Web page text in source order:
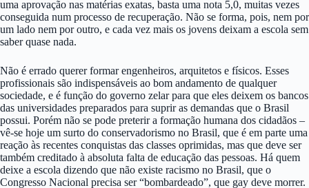
uma aprovação nas matérias exatas, basta uma nota 5,0, muitas vezes
conseguida num processo de recuperação. Não se forma, pois, nem por
um lado nem por outro, e cada vez mais os jovens deixam a escola sem
saber quase nada.
Não é errado querer formar engenheiros, arquitetos e físicos. Esses
profissionais são indispensáveis ao bom andamento de qualquer
sociedade, e é função do governo zelar para que eles deixem os bancos
das universidades preparados para suprir as demandas que o Brasil
possui. Porém não se pode preterir a formação humana dos cidadãos –
vê-se hoje um surto do conservadorismo no Brasil, que é em parte uma
reação às recentes conquistas das classes oprimidas, mas que deve ser
também creditado à absoluta falta de educação das pessoas. Há quem
deixe a escola dizendo que não existe racismo no Brasil, que o
Congresso Nacional precisa ser “bombardeado”, que gay deve morrer.